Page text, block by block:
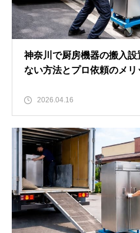
神奈川で厨房機器の搬入
ない方法とプロ依頼のメリ
2026.04.16